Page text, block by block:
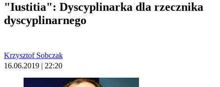
"Iustitia": Dyscyplinarka dla rzecznika
dyscyplinarnego
Krzysztof Sobczak
16.06.2019 | 22:20